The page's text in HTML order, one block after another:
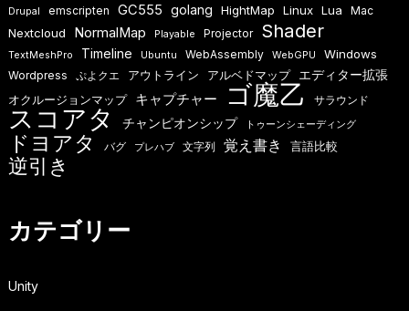
Drupal emscripten GC555 golang HightMap Linux Lua Mac
Nextcloud NormalMap Playable Projector Shader
TextMeshPro Timeline Ubuntu WebAssembly WebGPU Windows
Wordpress ぷよクエ アウトライン アルベドマップ エディター拡張
オクルージョンマップ キャプチャー ゴ魔乙 サラウンド
スコアタ チャンピオンシップ トゥーンシェーディング
ドヨアタ バグ プレハブ 文字列 覚え書き 言語比較
逆引き
カテゴリー
Unity